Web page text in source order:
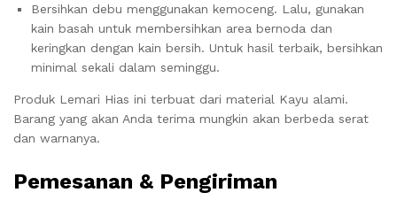
Bersihkan debu menggunakan kemoceng. Lalu, gunakan
kain basah untuk membersihkan area bernoda dan
keringkan dengan kain bersih. Untuk hasil terbaik, bersihkan
minimal sekali dalam seminggu.
Produk Lemari Hias ini terbuat dari material Kayu alami.
Barang yang akan Anda terima mungkin akan berbeda serat
dan warnanya.
Pemesanan & Pengiriman